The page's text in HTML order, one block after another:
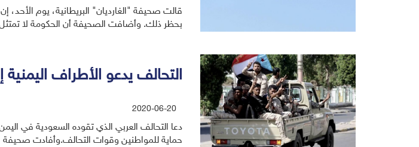
قالت صحيفة "الغارديان" البريطانية، يوم
بحظر ذلك. وأضافت الصحيفة أن الحكومة لا تمتثل
التحالف يدعو الأطراف
2020-06-20
دعا التحالف العربي الذي تقوده السعودية في
حماية للمواطنين وقوات التحالف.وأفادت